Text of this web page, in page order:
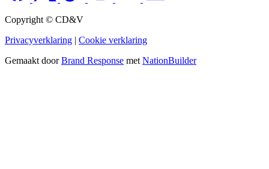
Copyright © CD&V
Privacyverklaring | Cookie verklaring
Gemaakt doorBrand Response met NationBuilder